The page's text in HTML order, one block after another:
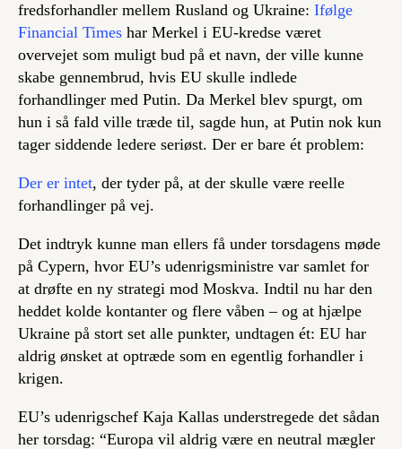
fredsforhandler mellem Rusland og Ukraine: Ifølge
Financial Times har Merkel i EU-kredse været
overvejet som muligt bud på et navn, der ville kunne
skabe gennembrud, hvis EU skulle indlede
forhandlinger med Putin. Da Merkel blev spurgt, om
hun i så fald ville træde til, sagde hun, at Putin nok kun
tager siddende ledere seriøst. Der er bare ét problem:
Der er intet, der tyder på, at der skulle være reelle
forhandlinger på vej.
Det indtryk kunne man ellers få under torsdagens møde
på Cypern, hvor EU’s udenrigsministre var samlet for
at drøfte en ny strategi mod Moskva. Indtil nu har den
heddet kolde kontanter og flere våben – og at hjælpe
Ukraine på stort set alle punkter, undtagen ét: EU har
aldrig ønsket at optræde som en egentlig forhandler i
krigen.
EU’s udenrigschef Kaja Kallas understregede det sådan
her torsdag: “Europa vil aldrig være en neutral mægler